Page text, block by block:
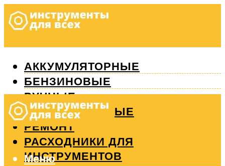
АККУМУЛЯТОРНЫЕ
БЕНЗИНОВЫЕ
РУЧНЫЕ
ИЗМЕРИТЕЛЬНЫЕ
РЕМОНТ
РАСХОДНИКИ ДЛЯ
ИНСТРУМЕНТОВ
Меню